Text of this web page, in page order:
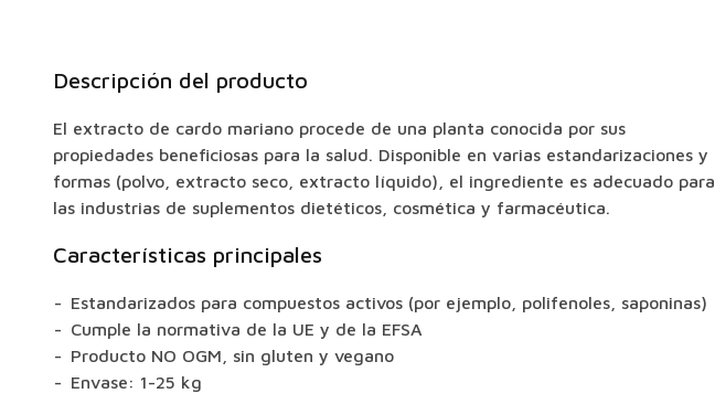
Descripción del producto
El extracto de cardo mariano procede de una planta conocida por sus
propiedades beneficiosas para la salud. Disponible en varias estandarizaciones y
formas (polvo, extracto seco, extracto líquido), el ingrediente es adecuado para
las industrias de suplementos dietéticos, cosmética y farmacéutica.
Características principales
Estandarizados para compuestos activos (por ejemplo, polifenoles, saponinas)
Cumple la normativa de la UE y de la EFSA
Producto NO OGM, sin gluten y vegano
Envase: 1-25 kg